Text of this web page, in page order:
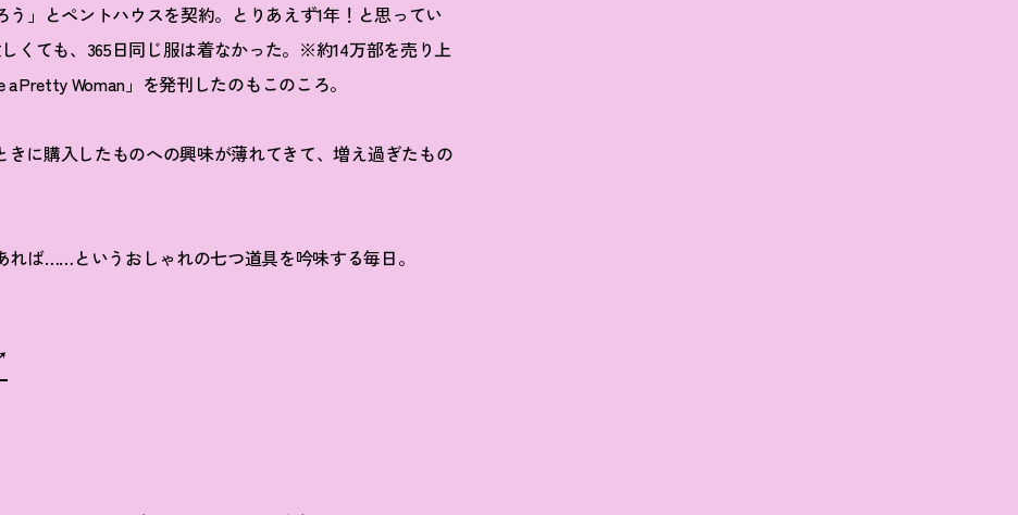
」とペントハウスを契約。とりあえず1年 ！ と思ってい
くても、365日同じ服は着なかった。※約14万部を売り上
Woman」を発刊したのもこのころ。
きに購入したものへの興味が薄れてきて、増え過ぎたもの
ば……というおしゃれの七つ道具を吟味する毎日。